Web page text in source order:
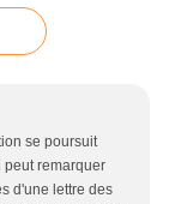
se poursuit
peut remarquer
d'une lettre des